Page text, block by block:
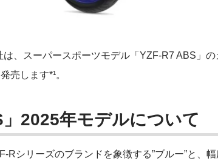
、スーパースポーツモデル「YZF-R7 ABS」
売します*¹。
」2025年モデルについて
シリーズのブランドを象徴する”ブルー”と、